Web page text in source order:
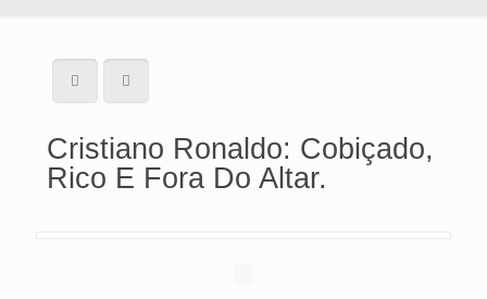
Cristiano Ronaldo: Cobiçado,
Rico E Fora Do Altar.